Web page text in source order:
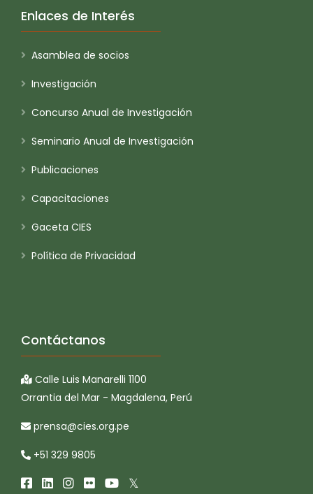
Enlaces de Interés
Asamblea de socios
Investigación
Concurso Anual de Investigación
Seminario Anual de Investigación
Publicaciones
Capacitaciones
Gaceta CIES
Política de Privacidad
Contáctanos
Calle Luis Manarelli 1100
Orrantia del Mar - Magdalena, Perú
prensa@cies.org.pe
+51 329 9805